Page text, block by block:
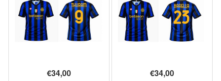
€34,00
€34,00